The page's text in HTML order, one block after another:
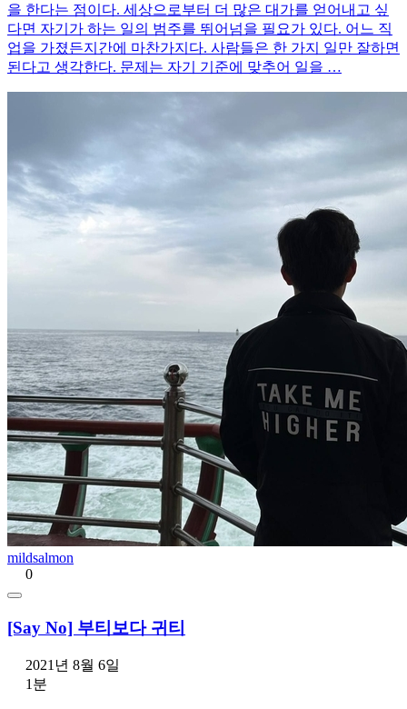
을 한다는 점이다. 세상으로부터 더 많은 대가를 얻어내고 싶
다면 자기가 하는 일의 범주를 뛰어넘을 필요가 있다. 어느 직
업을 가졌든지간에 마찬가지다. 사람들은 한 가지 일만 잘하면
된다고 생각한다. 문제는 자기 기준에 맞추어 일을 …
mildsalmon
0
[Say No] 부티보다 귀티
2021년 8월 6일
1분